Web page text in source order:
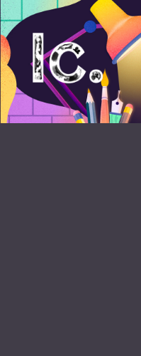
Illustratörcentrum